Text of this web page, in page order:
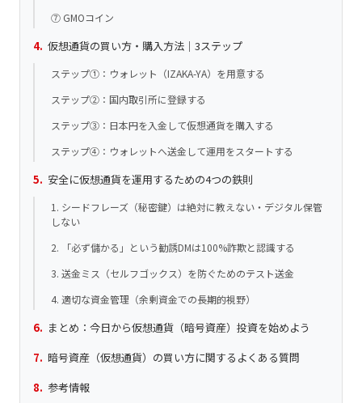
⑦ GMOコイン
仮想通貨の買い方・購入方法｜3ステップ
ステップ①：ウォレット（IZAKA-YA）を用意する
ステップ②：国内取引所に登録する
ステップ③：日本円を入金して仮想通貨を購入する
ステップ④：ウォレットへ送金して運用をスタートする
安全に仮想通貨を運用するための4つの鉄則
1. シードフレーズ（秘密鍵）は絶対に教えない・デジタル保管
しない
2. 「必ず儲かる」という勧誘DMは100%詐欺と認識する
3. 送金ミス（セルフゴックス）を防ぐためのテスト送金
4. 適切な資金管理（余剰資金での長期的視野）
まとめ：今日から仮想通貨（暗号資産）投資を始めよう
暗号資産（仮想通貨）の買い方に関するよくある質問
参考情報